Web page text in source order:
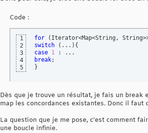
Code :
1
2
3
4
5
for ( Iterator<Map<String,
switch
( ... ) {
case 1
break
}
Dès que je trouve un résultat, je fais un break
map les concordances existantes. Donc il faut
La question que je me pose, c'est comment
une boucle infinie.